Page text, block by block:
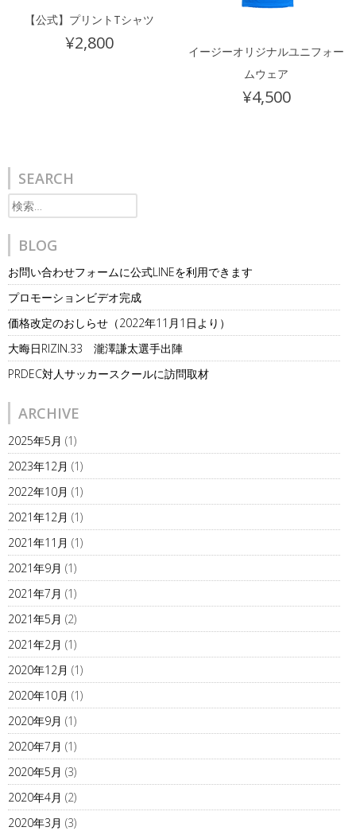
【公式】プリントTシャツ
¥2,800
イージーオリジナルユニフォー
ムウェア
¥4,500
SEARCH
検
索:
BLOG
お問い合わせフォームに公式LINEを利用できます
プロモーションビデオ完成
価格改定のおしらせ（2022年11月1日より）
大晦日RIZIN.33 瀧澤謙太選手出陣
PRDEC対人サッカースクールに訪問取材
ARCHIVE
2025年5月 (1)
2023年12月 (1)
2022年10月 (1)
2021年12月 (1)
2021年11月 (1)
2021年9月 (1)
2021年7月 (1)
2021年5月 (2)
2021年2月 (1)
2020年12月 (1)
2020年10月 (1)
2020年9月 (1)
2020年7月 (1)
2020年5月 (3)
2020年4月 (2)
2020年3月 (3)